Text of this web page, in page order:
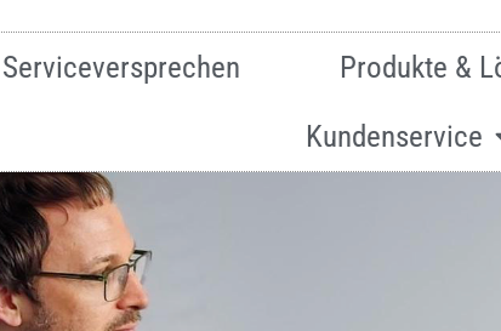
Serviceversprechen Produkte &
Kundenservice
Für mehr Informationen zur Canon imageRunner
Oder kontaktieren Sie uns über dieses